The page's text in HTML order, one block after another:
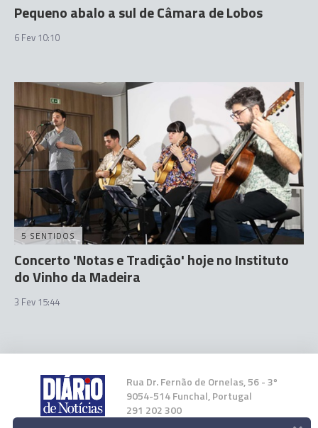
Pequeno abalo a sul de Câmara de Lobos
6 Fev 10:10
5 SENTIDOS
Concerto 'Notas e Tradição' hoje no Instituto
do Vinho da Madeira
3 Fev 15:44
Rua Dr. Fernão de Ornelas, 56 - 3º
9054-514 Funchal, Portugal
291 202 300